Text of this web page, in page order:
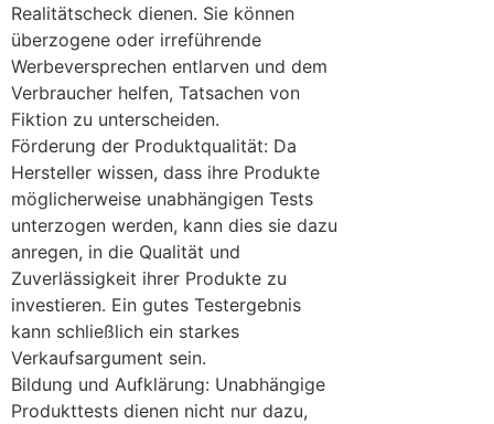
Realitätscheck dienen. Sie können
überzogene oder irreführende
Werbeversprechen entlarven und dem
Verbraucher helfen, Tatsachen von
Fiktion zu unterscheiden.
Förderung der Produktqualität: Da
Hersteller wissen, dass ihre Produkte
möglicherweise unabhängigen Tests
unterzogen werden, kann dies sie dazu
anregen, in die Qualität und
Zuverlässigkeit ihrer Produkte zu
investieren. Ein gutes Testergebnis
kann schließlich ein starkes
Verkaufsargument sein.
Bildung und Aufklärung: Unabhängige
Produkttests dienen nicht nur dazu,